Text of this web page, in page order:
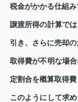
税金がかかる仕組み
譲渡所得の計算で
引き、さらに売却
取得費が不明な場
定割合を概算取得費
このようにして求